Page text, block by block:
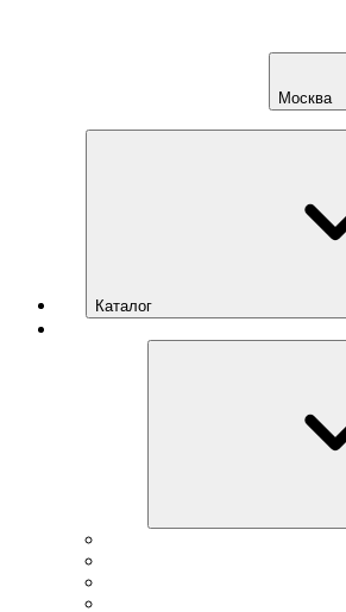
Москва
Каталог